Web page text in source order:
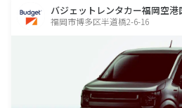
バジェットレンタカー福岡空
福岡市博多区半道橋2-6-16